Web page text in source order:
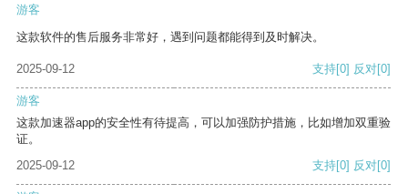
游客
这款软件的售后服务非常好，遇到问题都能得到及时解决。
2025-09-12 支持[0] 反对[0]
游客
这款加速器app的安全性有待提高，可以加强防护措施，比如增加双重验
证。
2025-09-12
支持[0] 反对[0]